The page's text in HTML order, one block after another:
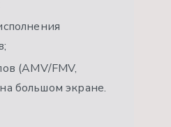
(AMV/FMV,
большом экране.